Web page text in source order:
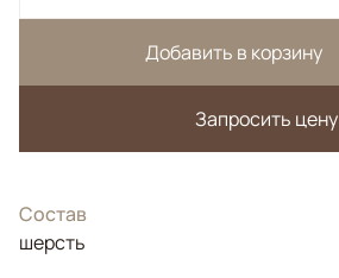
Добавить в корзину
Запросить цену
Состав
шерсть